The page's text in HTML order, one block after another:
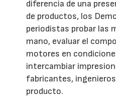
diferencia de una
de productos, los
periodistas probar las
mano, evaluar el
motores en
intercambiar
fabricantes,
producto.